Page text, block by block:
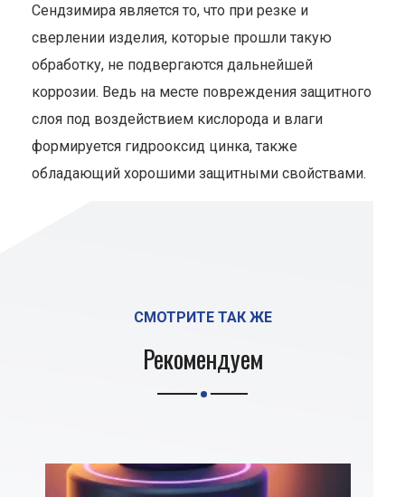
Сендзимира является то, что при резке и
сверлении изделия, которые прошли такую
обработку, не подвергаются дальнейшей
коррозии. Ведь на месте повреждения защитного
слоя под воздействием кислорода и влаги
формируется гидрооксид цинка, также
обладающий хорошими защитными свойствами.
СМОТРИТЕ ТАК ЖЕ
Рекомендуем